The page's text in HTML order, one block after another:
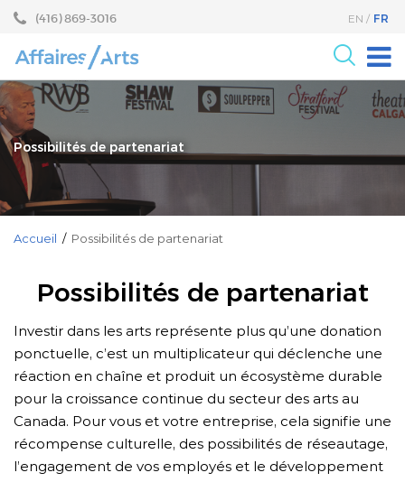
Aller
Sauter
principal
(416) 869-3016 EN FR
Pour les Arts
Recherche
Événements
Possibilités de partenariat
Accueil / Possibilités de partenariat
Possibilités de partenariat
Investir dans les arts représente plus qu’une donation
ponctuelle, c’est un multiplicateur qui déclenche une
réaction en chaîne et produit un écosystème durable
pour la croissance continue du secteur des arts au
Canada. Pour vous et votre entreprise, cela signifie une
récompense culturelle, des possibilités de réseautage,
l’engagement de vos employés et le développement